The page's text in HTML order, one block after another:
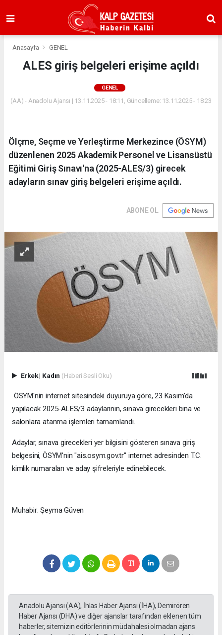
Anasayfa GENEL
ALES giriş belgeleri erişime açıldı
GENEL
(AA) - Anadolu Ajansı | 13.11.2025 - 18:11, Güncelleme: 13.11.2025 - 18:23
Ölçme, Seçme ve Yerleştirme Merkezince (ÖSYM)
düzenlenen 2025 Akademik Personel ve Lisansüstü
Eğitimi Giriş Sınavı'na (2025-ALES/3) girecek
adayların sınav giriş belgeleri erişime açıldı.
ABONE OL
Erkek| Kadın (Haberi Sesli Oku)
ÖSYM'nin internet sitesindeki duyuruya göre, 23 Kasım'da
yapılacak 2025-ALES/3 adaylarının, sınava girecekleri bina ve
salonlara atanma işlemleri tamamlandı.
Adaylar, sınava girecekleri yer bilgisini gösteren sınava giriş
belgesini, ÖSYM'nin "ais.osym.gov.tr" internet adresinden T.C.
kimlik numaraları ve aday şifreleriyle edinebilecek.
Muhabir: Şeyma Güven
Anadolu Ajansı (AA), İhlas Haber Ajansı (İHA), Demirören
Haber Ajansı (DHA) ve diğer ajanslar tarafından eklenen tüm
haberler, sitemizin editörlerinin müdahalesi olmadan ajans